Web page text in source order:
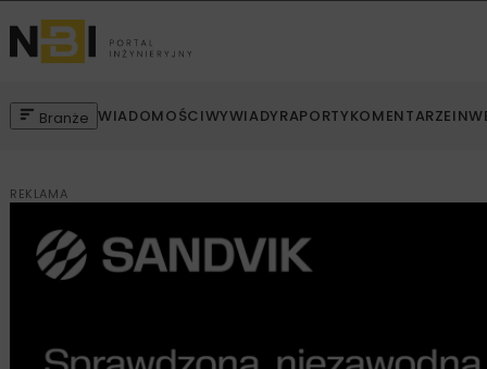
Branże WIADOMOŚCIWYWIADYRAPORTYKOMENTARZE
REKLAMA